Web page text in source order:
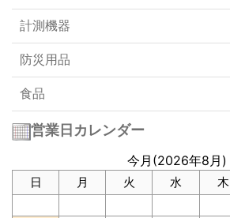
計測機器
防災用品
食品
営業日カレンダー
今月(2026年8月)
日 月 火 水 木